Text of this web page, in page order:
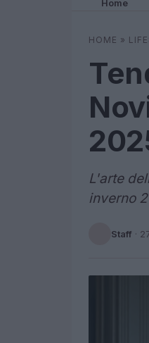
Home
HOME »
L'arte
inverno
Staff ·